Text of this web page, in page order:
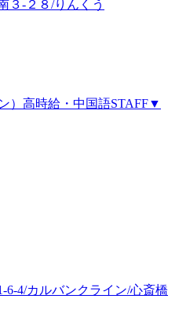
３‐２８/りんくう
）高時給・中国語STAFF▼
6-4/カルバンクライン/心斎橋